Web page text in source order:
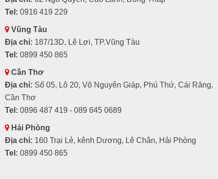
Tel: 0916 419 229
Vũng Tàu
Địa chỉ: 187/13D, Lê Lợi, TP.Vũng Tàu
Tel: 0899 450 865
Cần Thơ
Địa chỉ: Số 05, Lô 20, Võ Nguyên Giáp, Phú Thứ, Cái Răng,
Cần Thơ
Tel: 0896 487 419 - 089 645 0689
Hải Phòng
Địa chỉ: 160 Trại Lẻ, kênh Dương, Lê Chân, Hải Phòng
Tel: 0899 450 865